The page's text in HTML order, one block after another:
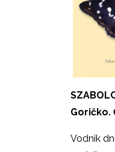
Goričko.
Vodnik